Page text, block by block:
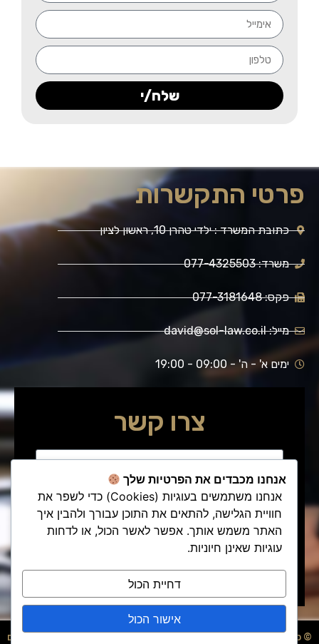
שלח/י
פרטי התקשרות
כתובת המשרד : ילדי טהרן 10, ראשון לציון
משרד: 077-4325503
פקס: 077-3181648
מייל: david@sol-law.co.il
ימים א' - ה' - 09:00 - 19:00
צרו קשר
שלח/י פנייתך
© כל הזכויות שמורות - עו"ד דוד סול בניית אתרים
אנחנו מכבדים את הפרטיות שלך
אנחנו משתמשים בעוגיות (Cookies) כדי לשפר את
חוויית הגלישה, להתאים את התוכן עבורך ולהבין איך
האתר משמש אותך. אפשר לאשר הכול, או לדחות
עוגיות שאינן חיוניות.
דחיית הכול
אישור הכול